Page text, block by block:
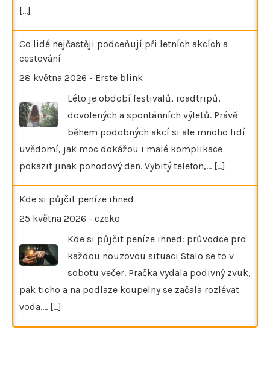
[...]
Co lidé nejčastěji podceňují při letních akcích a
cestování
28 května 2026 - Erste blink
Léto je období festivalů, roadtripů,
dovolených a spontánních výletů. Právě
během podobných akcí si ale mnoho lidí
uvědomí, jak moc dokážou i malé komplikace
pokazit jinak pohodový den. Vybitý telefon,… [...]
Kde si půjčit peníze ihned
25 května 2026 - czeko
Kde si půjčit peníze ihned: průvodce pro
každou nouzovou situaci Stalo se to v
sobotu večer. Pračka vydala podivný zvuk,
pak ticho a na podlaze koupelny se začala rozlévat
voda.… [...]